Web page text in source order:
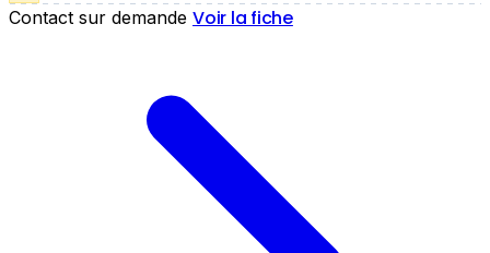
Contact sur demande Voir la fiche